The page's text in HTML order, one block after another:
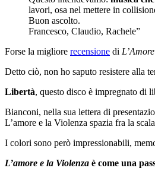
lavori, osa nel mettere in
Buon ascolto.
Francesco, Claudio, Rachele”
Forse la migliore recensione di
Detto ciò, non ho saputo resistere alla
Libertà, questo disco è impregnato di
Bianconi, nella sua lettera di
L’amore e la Violenza spazia fra la
I colori sono però impressionabili,
L’amore e la Violenza è come una